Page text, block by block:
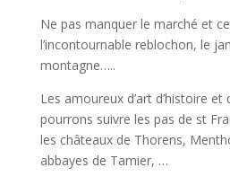
Ne pas manquer le marché et
l’incontournable reblochon, le
montagne…..
Les amoureux d’art d’histoire et
pourrons suivre les pas de st
les châteaux de Thorens,
abbayes de Tamier, …